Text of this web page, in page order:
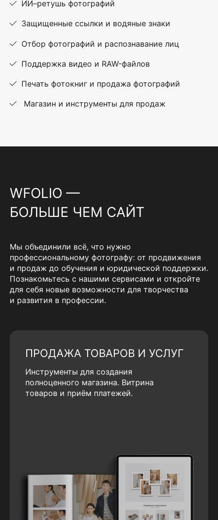
ИИ–ретушь фотографий
Защищенные ссылки и водяные знаки
Отбор фотографий и распознавание лиц
Поддержка видео и RAW-файлов
Печать фотокниг и продажа фотографий
Магазин и инструменты для продаж
WFOLIO —
БОЛЬШЕ ЧЕМ САЙТ
Мы объединили всё, что нужно
профессиональному фотографу: от продвижения
и продаж до обучения и юридической поддержки.
Познакомьтесь с нашими сервисами и откройте
для себя новые возможности для творчества
и развития в профессии.
ПРОДАЖА ТОВАРОВ И УСЛУГ
Инструменты для создания
полноценного магазина. Витрина
товаров и приём платежей.